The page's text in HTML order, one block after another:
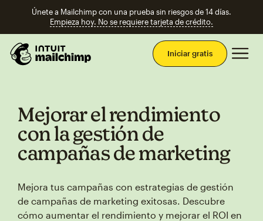
Únete a Mailchimp con una prueba sin riesgos de 14 días.
Empieza hoy. No se requiere tarjeta de crédito.
Iniciar gratis
Mejorar el rendimiento
con la gestión de
campañas de marketing
Mejora tus campañas con estrategias de gestión
de campañas de marketing exitosas. Descubre
cómo aumentar el rendimiento y mejorar el ROI en